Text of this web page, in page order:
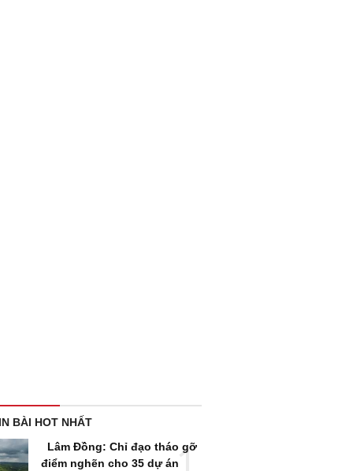
BÀI HOT NHẤT
Lâm Đồng: Chỉ đạo tháo gỡ
điểm nghẽn cho 35 dự án